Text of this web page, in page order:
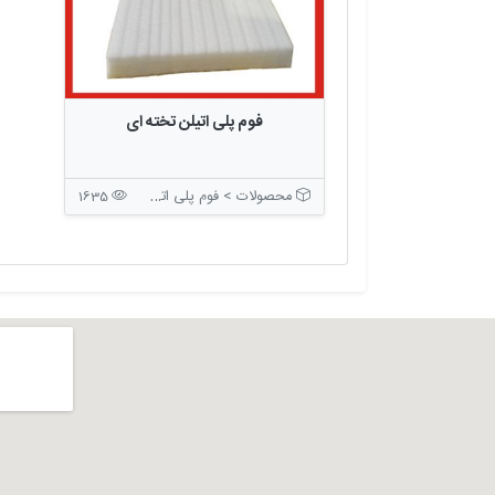
فوم پلی اتیلن تخته ای
محصولات > فوم پلی اتیلن 1635